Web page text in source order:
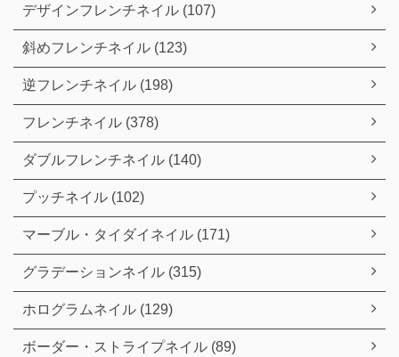
デザインフレンチネイル (107)
斜めフレンチネイル (123)
逆フレンチネイル (198)
フレンチネイル (378)
ダブルフレンチネイル (140)
プッチネイル (102)
マーブル・タイダイネイル (171)
グラデーションネイル (315)
ホログラムネイル (129)
ボーダー・ストライプネイル (89)